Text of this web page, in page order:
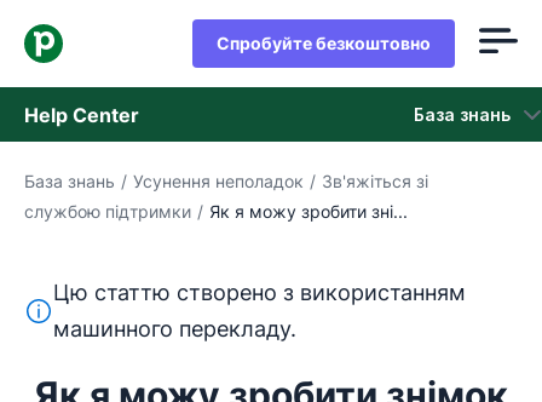
Спробуйте безкоштовно
Help Center База знань
База знань
Зверніться в службу підтримки
База знань / Усунення неполадок / Зв'яжіться зі
службою підтримки / Як я можу зробити зні...
Цей текст перекладено з англійської мови за
Цю статтю створено з використанням
машинного перекладу.